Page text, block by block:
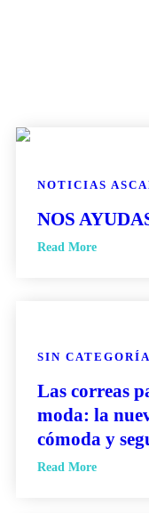
NOTICIAS
NOS
Read More
SIN CATEGORÍA
Las correas
moda: la
cómoda y
Read More